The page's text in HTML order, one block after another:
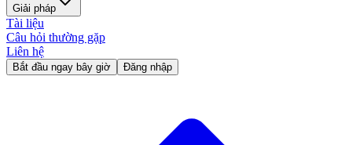
Giải pháp
Tài liệu
Câu hỏi thường gặp
Liên hệ
Bắt đầu ngay bây giờ Đăng nhập